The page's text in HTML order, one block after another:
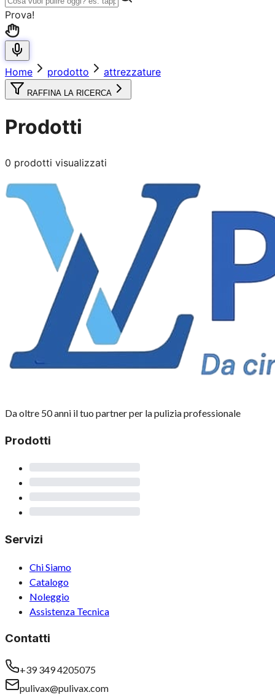
Prova!
Home prodotto attrezzature
RAFFINA LA RICERCA
Prodotti
0 prodotti visualizzati
Da oltre 50 anni il tuo partner per la pulizia professionale
Prodotti
Servizi
Chi Siamo
Catalogo
Noleggio
Assistenza Tecnica
Contatti
+39 349 4205075
pulivax@pulivax.com